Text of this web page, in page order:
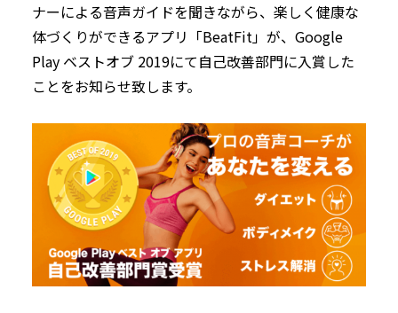
ナーによる音声ガイドを聞きながら、楽しく健康な
体づくりができるアプリ「BeatFit」が、Google
Play ベストオブ 2019にて自己改善部門に入賞した
ことをお知らせ致します。